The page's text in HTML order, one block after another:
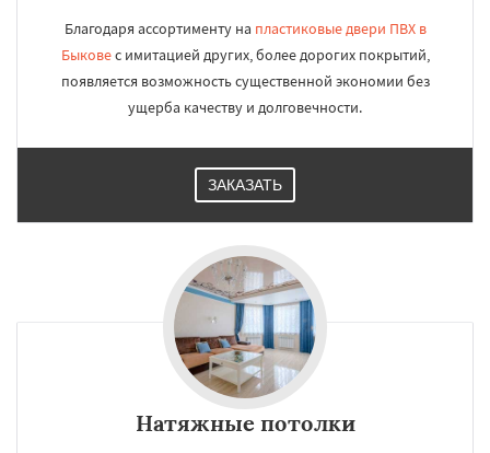
Благодаря ассортименту на пластиковые двери ПВХ в
Быковес имитацией других, более дорогих покрытий,
появляется возможность существенной экономии без
ущерба качеству и долговечности.
ЗАКАЗАТЬ
Натяжные потолки